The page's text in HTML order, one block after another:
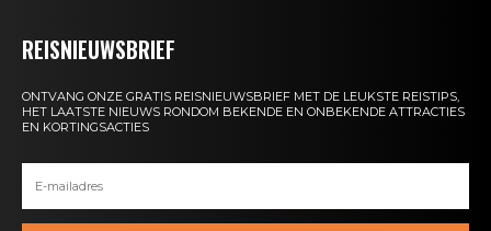
REISNIEUWSBRIEF
ONTVANG ONZE GRATIS REISNIEUWSBRIEF MET DE LEUKSTE REISTIPS,
HET LAATSTE NIEUWS RONDOM BEKENDE EN ONBEKENDE ATTRACTIES
EN KORTINGSACTIES